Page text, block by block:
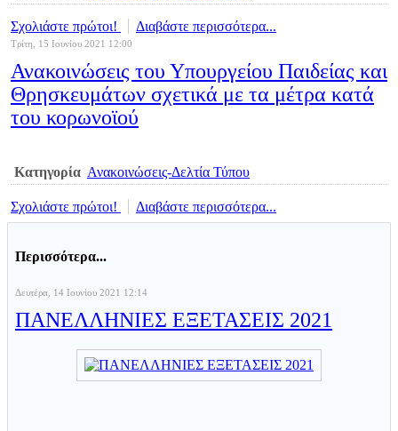
Σχολιάστε πρώτοι! Διαβάστε περισσότερα...
Τρίτη, 15 Ιουνίου 2021 12:00
Ανακοινώσεις του Υπουργείου Παιδείας και
Θρησκευμάτων σχετικά με τα μέτρα κατά
του κορωνοϊού
Κατηγορία Ανακοινώσεις-Δελτία Τύπου
Σχολιάστε πρώτοι! Διαβάστε περισσότερα...
Περισσότερα...
Δευτέρα, 14 Ιουνίου 2021 12:14
ΠΑΝΕΛΛΗΝΙΕΣ ΕΞΕΤΑΣΕΙΣ 2021